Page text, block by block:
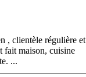
, clientèle régulière et
fait maison, cuisine
...